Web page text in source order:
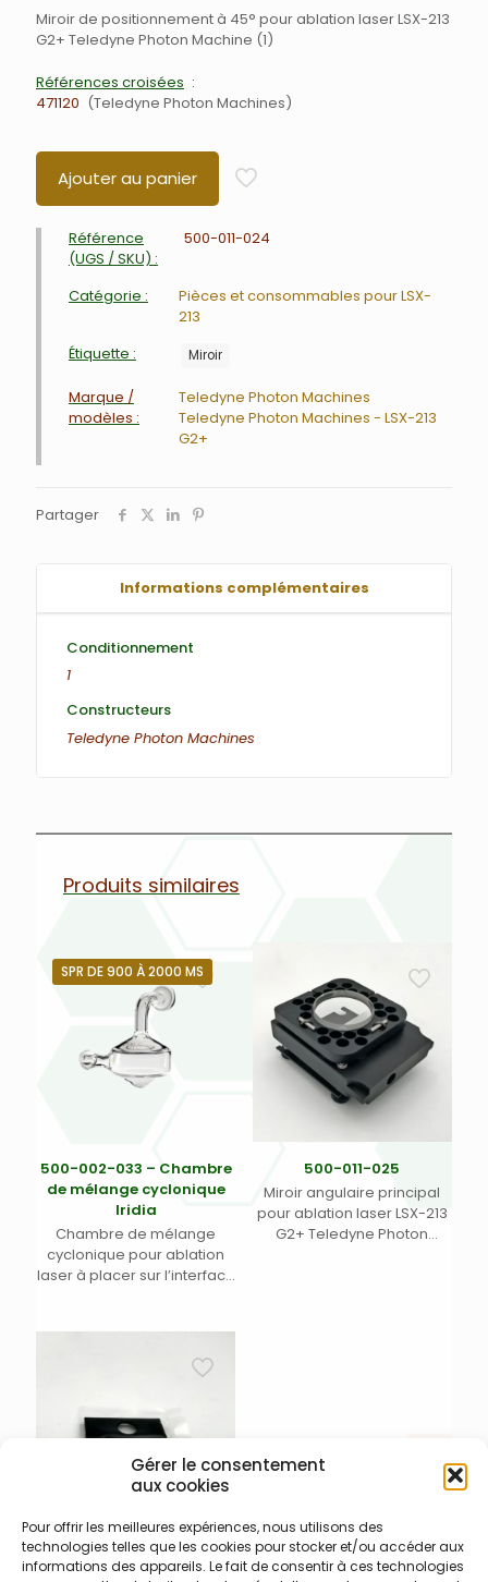
Gérer le consentement
aux cookies
Pour offrir les meilleures expériences, nous utilisons des
technologies telles que les cookies pour stocker et/ou accéder aux
informations des appareils. Le fait de consentir à ces technologies
Miroir de positionnement à 45° pour ablation laser LSX-213
G2+ Teledyne Photon Machine (1)
Références croisées
471120
Teledyne Photon Machines
Ajouter au panier
Référence
(UGS / SKU) :
500-011-024
Catégorie :
Pièces et consommables pour LSX-
213
Étiquette :
Miroir
Marque /
modèles :
Teledyne Photon Machines
Teledyne Photon Machines - LSX-213
G2+
Partager
Informations complémentaires
Conditionnement
1
Constructeurs
Teledyne Photon Machines
Produits similaires
SPR DE 900 À 2000 MS
500-002-033 – Chambre
de mélange cyclonique
Iridia
Chambre de mélange
cyclonique pour ablation
laser à placer sur l’interface
l’impulsion laser de 900
jusqu’à 2500 ms.
500-011-025
Miroir angulaire principal
pour ablation laser LSX-213
G2+ Teledyne Photon
500-011-031